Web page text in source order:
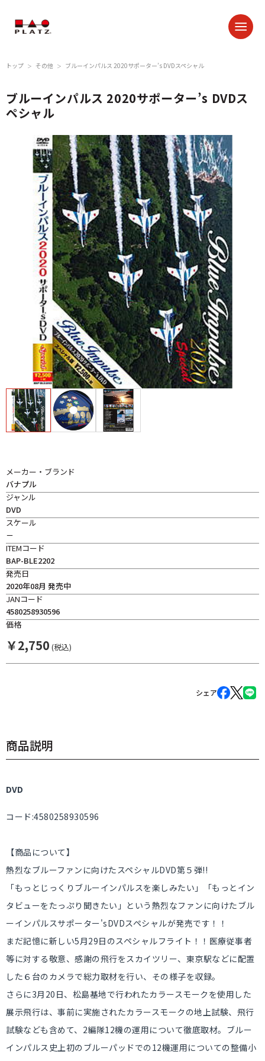
トップ ＞ その他 ＞ ブルーインパルス 2020サポーター’s DVDスペシャル
ブルーインパルス 2020サポーター’s DVDス
ペシャル
メーカー・ブランド
バナプル
ジャンル
DVD
スケール
－
ITEMコード
BAP-BLE2202
発売日
2020年08月 発売中
JANコード
4580258930596
価格
￥2,750 (税込)
シェア
商品説明
DVD
コード:4580258930596
【商品について】
熱烈なブルーファンに向けたスペシャルDVD第５弾!!
「もっとじっくりブルーインパルスを楽しみたい」「もっとイン
タビューをたっぷり聞きたい」という熱烈なファンに向けたブル
ーインパルスサポーター'sDVDスペシャルが発売です！！
まだ記憶に新しい5月29日のスペシャルフライト！！医療従事者
等に対する敬意、感謝の飛行をスカイツリー、東京駅などに配置
した６台のカメラで総力取材を行い、その様子を収録。
さらに3月20日、松島基地で行われたカラースモークを使用した
展示飛行は、事前に実施されたカラースモークの地上試験、飛行
試験なども含めて、2編隊12機の運用について徹底取材。ブルー
インパルス史上初のブルーパッドでの12機運用についての整備小